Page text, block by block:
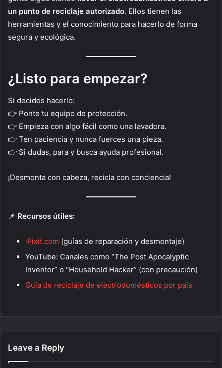
un punto de reciclaje autorizado. Ellos tienen las
herramientas y el conocimiento para hacerlo de forma
segura y ecológica.
¿Listo para empezar?
Si decides hacerlo:
👉 Ponte tu equipo de protección.
👉 Empieza con algo fácil como una lavadora.
👉 Ten paciencia y nunca fuerces una pieza.
👉 Si dudas, para y busca ayuda profesional.
¡Desmonta con cabeza, recicla con conciencia!
📌 Recursos útiles:
iFixit.com (guías de reparación y desmontaje)
YouTube: Canales como “The Post Apocalyptic
Inventor” o “Household Hacker” (con precaución)
Guía de reciclaje de electrodomésticos por país
Leave a Reply